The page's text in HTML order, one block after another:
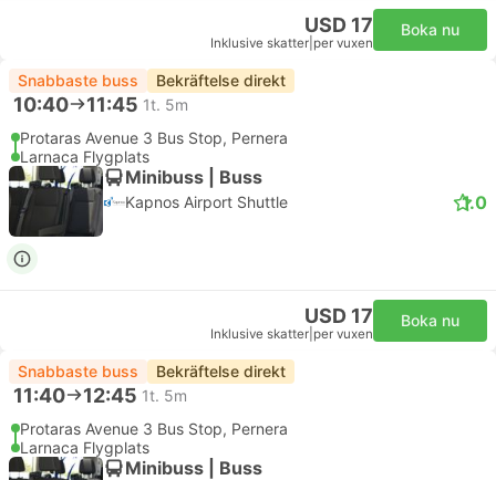
USD 17
Inklusive skatter per vuxen
Boka nu
Snabbaste buss Bekräftelse direkt
10:40 11:45 1t. 5m
Protaras Avenue 3 Bus Stop, Pernera
Larnaca Flygplats
Minibuss | Buss
Kapnos Airport Shuttle 1.0
USD 17
Inklusive skatter per vuxen
Boka nu
Snabbaste buss Bekräftelse direkt
11:40 12:45 1t. 5m
Protaras Avenue 3 Bus Stop, Pernera
Larnaca Flygplats
Minibuss | Buss